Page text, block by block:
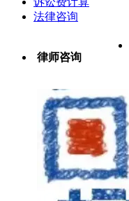
法律咨询
律师咨询